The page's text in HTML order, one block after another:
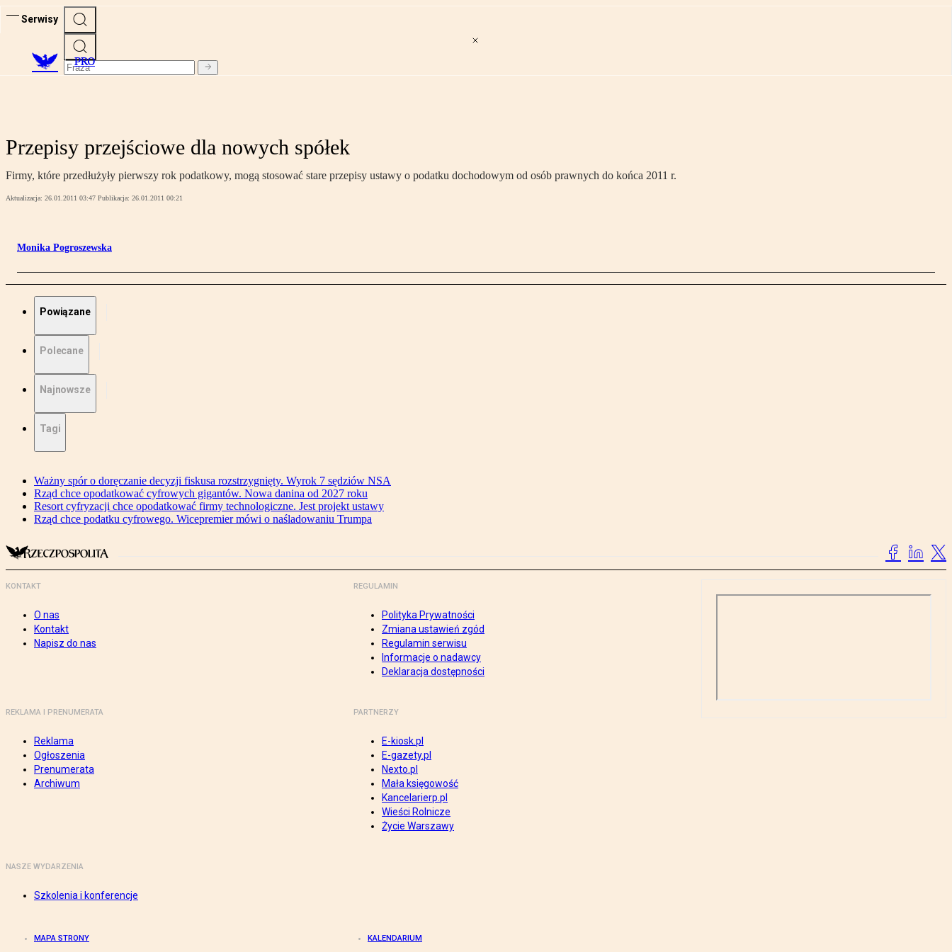
Serwisy
PRO
Przepisy przejściowe dla nowych spółek
Firmy, które przedłużyły pierwszy rok podatkowy, mogą stosować stare przepisy ustawy o podatku dochodowym od osób prawnych do końca 2011 r.
Aktualizacja: 26.01.2011 03:47 Publikacja: 26.01.2011 00:21
Monika Pogroszewska
Powiązane
Polecane
Najnowsze
Tagi
Ważny spór o doręczanie decyzji fiskusa rozstrzygnięty. Wyrok 7 sędziów NSA
Rząd chce opodatkować cyfrowych gigantów. Nowa danina od 2027 roku
Resort cyfryzacji chce opodatkować firmy technologiczne. Jest projekt ustawy
Rząd chce podatku cyfrowego. Wicepremier mówi o naśladowaniu Trumpa
KONTAKT
O nas
Kontakt
Napisz do nas
REGULAMIN
Polityka Prywatności
Zmiana ustawień zgód
Regulamin serwisu
Informacje o nadawcy
Deklaracja dostępności
REKLAMA I PRENUMERATA
Reklama
Ogłoszenia
Prenumerata
Archiwum
PARTNERZY
E-kiosk.pl
E-gazety.pl
Nexto.pl
Mała księgowość
Kancelarierp.pl
Wieści Rolnicze
Życie Warszawy
NASZE WYDARZENIA
Szkolenia i konferencje
MAPA STRONY KALENDARIUM